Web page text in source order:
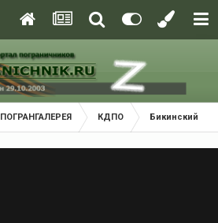
ПОГРАНГАЛЕРЕЯ КДПО Бикинский